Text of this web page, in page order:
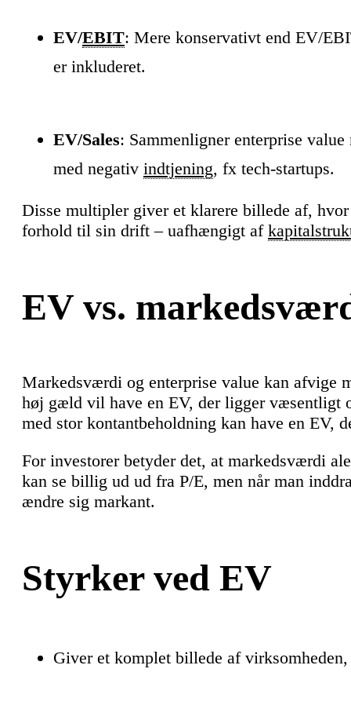
EV/EBIT: Mere konservativt end EV/
er inkluderet.
EV/Sales: Sammenligner enterprise
med negativ indtjening, fx tech-startups.
Disse multipler giver et klarere billede af,
forhold til sin drift – uafhængigt af
EV vs.
Markedsværdi og enterprise value kan afvige
høj gæld vil have en EV, der ligger væsentligt
med stor kontantbeholdning kan have en EV,
For investorer betyder det, at markedsværdi
kan se billig ud ud fra P/E, men når man
ændre sig markant.
Styrker ved EV
Giver et komplet billede af